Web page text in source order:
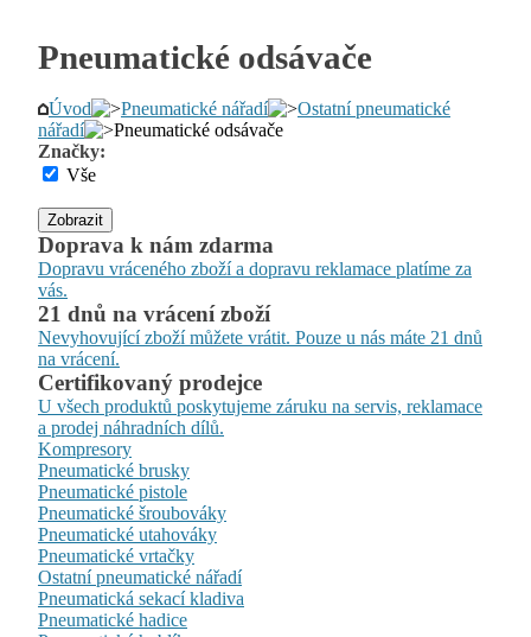
Pneumatické odsávače
Úvod Pneumatické nářadí
Ostatní pneumatické
nářadí
Pneumatické odsávače
Značky:
Vše
Zobrazit
Doprava k nám zdarma
Dopravu vráceného zboží a dopravu reklamace platíme za
vás.
21 dnů na vrácení zboží
Nevyhovující zboží můžete vrátit. Pouze u nás máte 21 dnů
na vrácení.
Certifikovaný prodejce
U všech produktů poskytujeme záruku na servis, reklamace
a prodej náhradních dílů.
Kompresory
Pneumatické brusky
Pneumatické pistole
Pneumatické šroubováky
Pneumatické utahováky
Pneumatické vrtačky
Ostatní pneumatické nářadí
Pneumatická sekací kladiva
Pneumatické hadice